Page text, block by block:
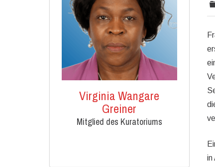
Virginia Wangare
Greiner
Mitglied des Kuratoriums
in